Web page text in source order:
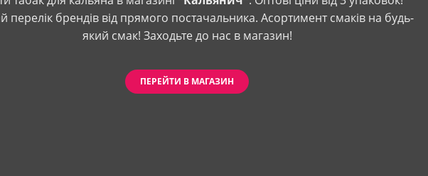
перелік брендів від прямого постачальника. Асортимент смаків на будь-
який смак! Заходьте до нас в магазин!
ПЕРЕЙТИ В МАГАЗИН